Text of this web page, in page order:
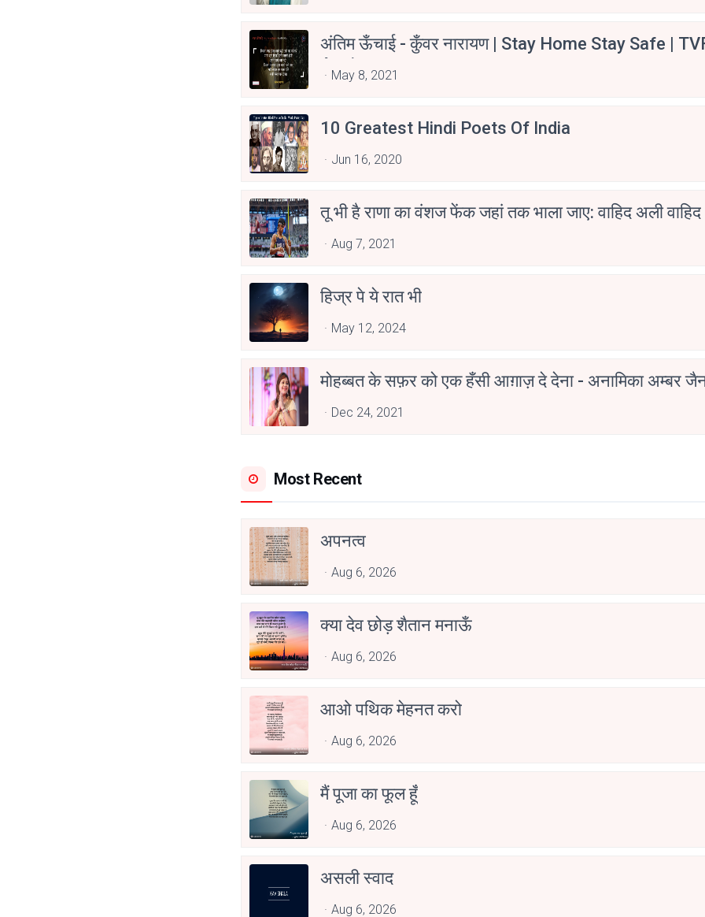
अंतिम ऊँचाई - कुँवर नारायण | Stay Home Stay Safe |
Aspirants
May 8, 2021
10 Greatest Hindi Poets Of India
Jun 16, 2020
तू भी है राणा का वंशज फेंक जहां तक भाला जाए: वाहिद अली वाहिद
Aug 7, 2021
हिज्र पे ये रात भी
May 12, 2024
मोहब्बत के सफ़र को एक हँसी आग़ाज़ दे देना - अनामिका अम्बर
Dec 24, 2021
Most Recent
अपनत्व
Aug 6, 2026
क्या देव छोड़ शैतान मनाऊँ
Aug 6, 2026
आओ पथिक मेहनत करो
Aug 6, 2026
मैं पूजा का फूल हूँ
Aug 6, 2026
असली स्वाद
Aug 6, 2026